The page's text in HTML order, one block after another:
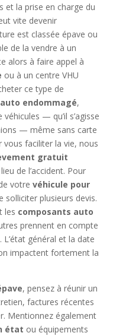
et la prise en charge du
vite devenir
est classée épave ou
de la vendre à un
alors à faire appel à
ou à un centre VHU
ce type de
endommagé,
— qu’il s’agisse
— même sans carte
vous faciliter la vie, nous
gratuit
de l’accident. Pour
votre véhicule pour
solliciter plusieurs devis.
les composants auto
prennent en compte
général et la date
impactent fortement la
, pensez à réunir un
factures récentes
Mentionnez également
état ou équipements